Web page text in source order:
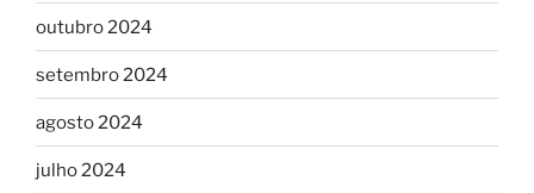
outubro 2024
setembro 2024
agosto 2024
julho 2024